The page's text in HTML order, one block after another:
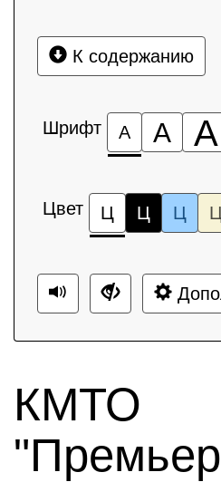
К содержанию
Шрифт А А А
Цвет Ц Ц Ц
КМТО